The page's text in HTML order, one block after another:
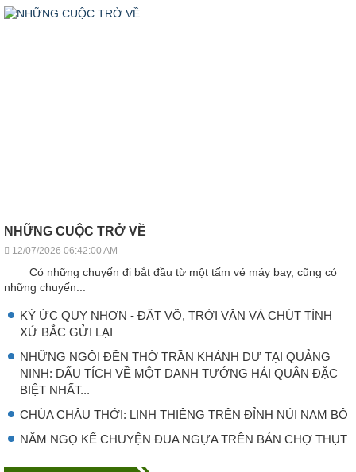
NHỮNG CUỘC TRỞ VỀ
12/07/2026 06:42:00 AM
Có những chuyến đi bắt đầu từ một tấm vé máy bay, cũng có
những chuyến...
KÝ ỨC QUY NHƠN - ĐẤT VÕ, TRỜI VĂN VÀ CHÚT TÌNH
XỨ BẮC GỬI LẠI
NHỮNG NGÔI ĐỀN THỜ TRẦN KHÁNH DƯ TẠI QUẢNG
NINH: DẤU TÍCH VỀ MỘT DANH TƯỚNG HẢI QUÂN ĐẶC
BIỆT NHẤT...
CHÙA CHÂU THỚI: LINH THIÊNG TRÊN ĐỈNH NÚI NAM BỘ
NĂM NGỌ KỂ CHUYỆN ĐUA NGỰA TRÊN BẢN CHỢ THỤT